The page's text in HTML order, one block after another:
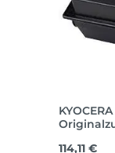
Regulärer
114,11 €